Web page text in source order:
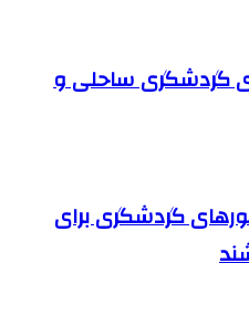
گردشگری ساحلی و
گردشگری برای